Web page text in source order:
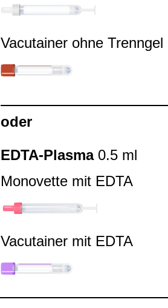
Vacu­tai­ner ohne Trenn­gel
oder
EDTA-​Plasma0.5 ml
Mono­vette mit EDTA
Vacu­tai­ner mit EDTA